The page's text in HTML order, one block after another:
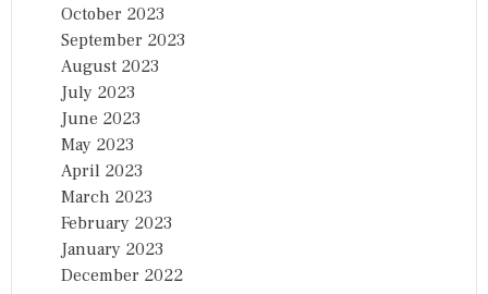
October 2023
September 2023
August 2023
July 2023
June 2023
May 2023
April 2023
March 2023
February 2023
January 2023
December 2022